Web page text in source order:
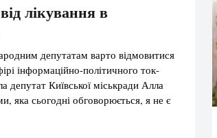
лікування в
депутатам варто відмовитися
інформаційно-політичного ток-
депутат Київської міськради Алла
яка сьогодні обговорюється, я не є
аби допомогти людям. Що